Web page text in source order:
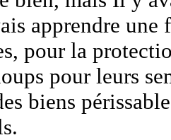
apprendre
pour la
pour leurs
biens